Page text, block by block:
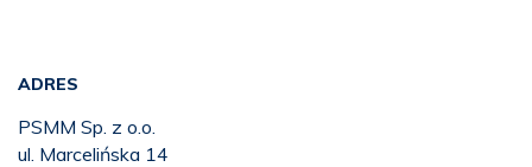
ADRES
PSMM Sp. z o.o.
ul. Marcelińska 14